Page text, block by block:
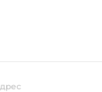
(1854)